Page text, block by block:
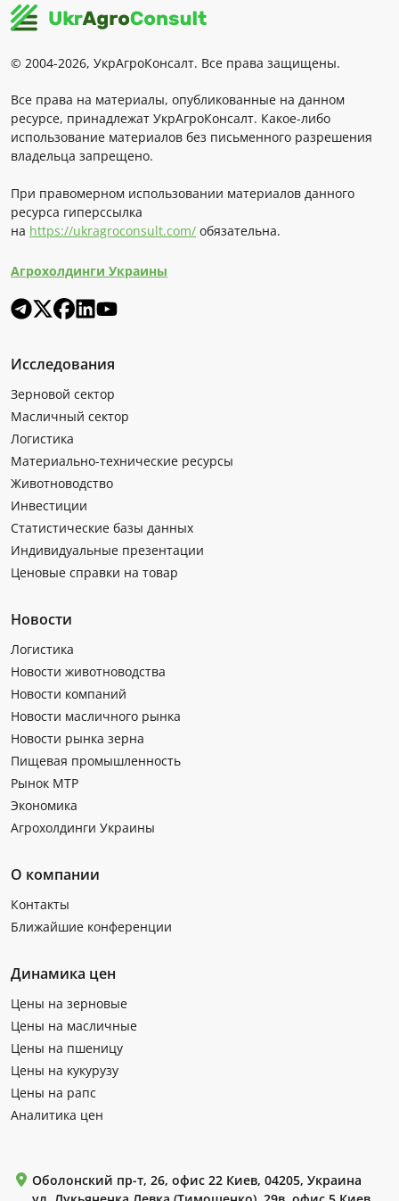
© 2004-2026, УкрАгроКонсалт. Все права защищены.
Все права на материалы, опубликованные на данном
ресурсе, принадлежат УкрАгроКонсалт. Какое-либо
использование материалов без письменного разрешения
владельца запрещено.
При правомерном использовании материалов данного
ресурса гиперссылка
на https://ukragroconsult.com/ обязательна.
Агрохолдинги Украины
Исследования
Зерновой сектор
Масличный сектор
Логистика
Материально-технические ресурсы
Животноводство
Инвестиции
Статистические базы данных
Индивидуальные презентации
Ценовые справки на товар
Новости
Логистика
Новости животноводства
Новости компаний
Новости масличного рынка
Новости рынка зерна
Пищевая промышленность
Рынок МТР
Экономика
Агрохолдинги Украины
О компании
Контакты
Ближайшие конференции
Динамика цен
Цены на зерновые
Цены на масличные
Цены на пшеницу
Цены на кукурузу
Цены на рапс
Аналитика цен
Оболонский пр-т, 26, офис 22 Киев, 04205, Украина